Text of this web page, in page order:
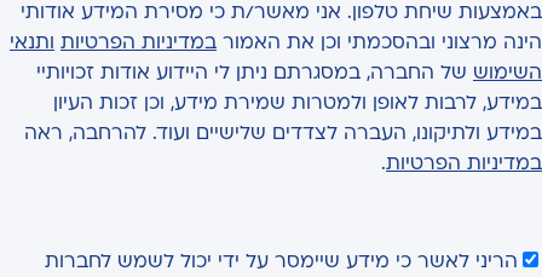
באמצעות שיחת טלפון. אני מאשר/ת כי מסירת המידע אודותי
הינה מרצוני ובהסכמתי וכן את האמור במדיניות הפרטיות ותנאי
השימוש של החברה, במסגרתם ניתן לי היידוע אודות זכויותיי
במידע, לרבות לאופן ולמטרות שמירת מידע, וכן זכות העיון
במידע ולתיקונו, העברה לצדדים שלישיים ועוד. להרחבה, ראה
במדיניות הפרטיות.
הריני לאשר כי מידע שיימסר על ידי יכול לשמש לחברות